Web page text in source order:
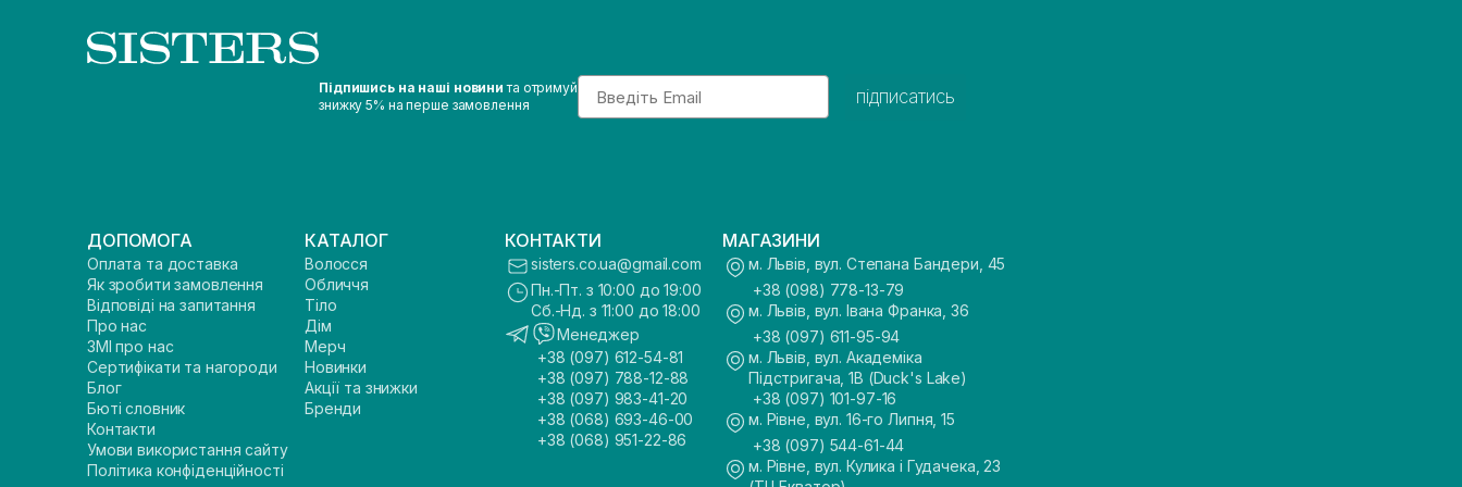
Підпишись на наші новини та отримуй
знижку 5% на перше замовлення
Email
підписатись
ДОПОМОГА
Оплата та доставка
Як зробити замовлення
Відповіді на запитання
Про нас
ЗМІ про нас
Сертифікати та нагороди
Блог
Бюті словник
Контакти
Умови використання сайту
Політика конфіденційності
КАТАЛОГ
Волосся
Обличчя
Тіло
Дім
Мерч
Новинки
Акції та знижки
Бренди
КОНТАКТИ
sisters.co.ua@gmail.com
Пн.-Пт. з 10:00 до 19:00
Сб.-Нд. з 11:00 до 18:00
Менеджер
+38 (097) 612-54-81
+38 (097) 788-12-88
+38 (097) 983-41-20
+38 (068) 693-46-00
+38 (068) 951-22-86
МАГАЗИНИ
м. Львів, вул. Степана Бандери, 45
+38 (098) 778-13-79
м. Львів, вул. Івана Франка, 36
+38 (097) 611-95-94
м. Львів, вул. Академіка
Підстригача, 1В (Duck's Lake)
+38 (097) 101-97-16
м. Рівне, вул. 16-го Липня, 15
+38 (097) 544-61-44
м. Рівне, вул. Кулика і Гудачека, 23